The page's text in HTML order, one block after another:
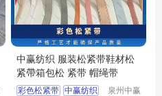
中赢纺织 服装松紧带鞋材松
紧帶箱包松 紧带 帽绳带
彩色松紧带 中赢纺织
泉州中赢